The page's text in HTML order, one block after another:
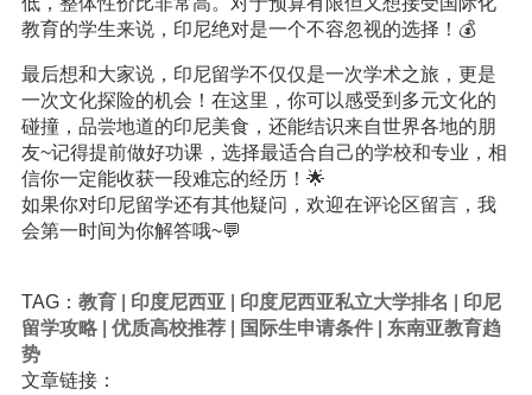
教育的学生来说，印尼绝对是一个不容忽视的选择！💰
最后想和大家说，印尼留学不仅仅是一次学术之旅，更是
一次文化探险的机会！在这里，你可以感受到多元文化的
碰撞，品尝地道的印尼美食，还能结识来自世界各地的朋
友~记得提前做好功课，选择最适合自己的学校和专业，相
信你一定能收获一段难忘的经历！🌟
如果你对印尼留学还有其他疑问，欢迎在评论区留言，我
会第一时间为你解答哦~💬
TAG： 教育| 印度尼西亚 印度尼西亚私立大学排名
印尼
留学攻略| 优质高校推荐| 国际生申请条件| 东南亚教育趋
势
文章链接：